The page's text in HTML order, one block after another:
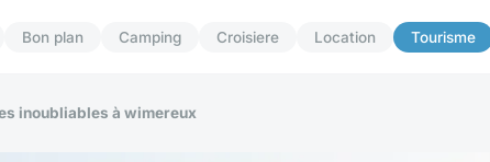
Bon plan Camping Croisiere Location Tourisme
inoubliables à wimereux